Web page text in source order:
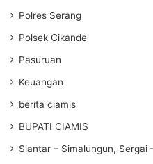
Polres Serang
Polsek Cikande
Pasuruan
Keuangan
berita ciamis
BUPATI CIAMIS
Siantar – Simalungun, Sergai